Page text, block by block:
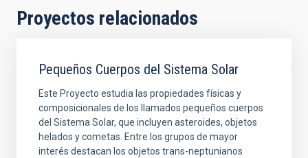
Proyectos relacionados
Pequeños Cuerpos del Sistema Solar
Este Proyecto estudia las propiedades físicas y
composicionales de los llamados pequeños cuerpos
del Sistema Solar, que incluyen asteroides, objetos
helados y cometas. Entre los grupos de mayor
interés destacan los objetos trans-neptunianos